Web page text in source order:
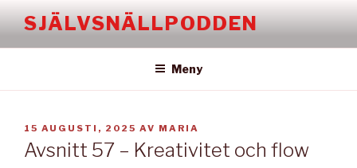
innehåll
SJÄLVSNÄLLPODDEN
Meny
PUBLICERAT
15 AUGUSTI, 2025 AV MARIA
Avsnitt 57 – Kreativitet och flow